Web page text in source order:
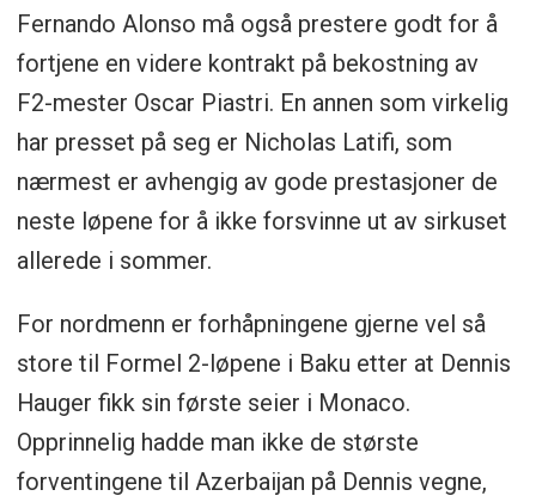
Fernando Alonso må også prestere godt for å
fortjene en videre kontrakt på bekostning av
F2-mester Oscar Piastri. En annen som virkelig
har presset på seg er Nicholas Latifi, som
nærmest er avhengig av gode prestasjoner de
neste løpene for å ikke forsvinne ut av sirkuset
allerede i sommer.
For nordmenn er forhåpningene gjerne vel så
store til Formel 2-løpene i Baku etter at Dennis
Hauger fikk sin første seier i Monaco.
Opprinnelig hadde man ikke de største
forventingene til Azerbaijan på Dennis vegne,